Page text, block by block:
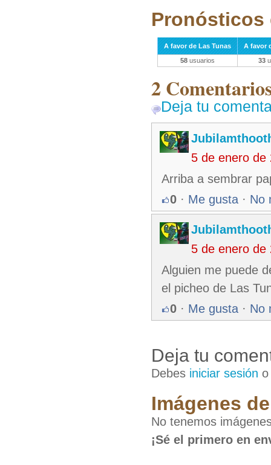
Pronósticos
A favor de Las Tunas
A favor
58 usuarios 33
2
Deja tu
5 de enero de
Arriba a sembrar
0 · Me gusta · No
5 de enero de
Alguien me puede
el picheo de Las
0 · Me gusta · No
Deja tu
Debes iniciar sesión
Imágenes
No tenemos
¡Sé el primero en